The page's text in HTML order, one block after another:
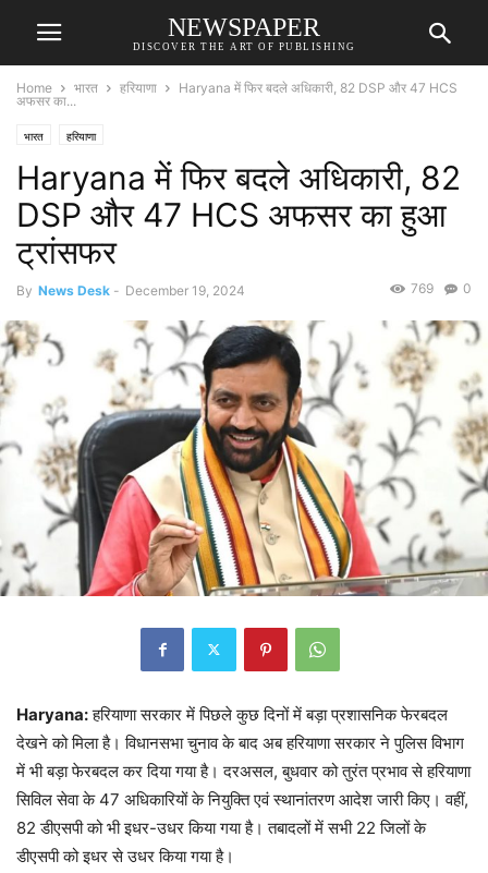
NEWSPAPER
DISCOVER THE ART OF PUBLISHING
Home भारत हरियाणा
Haryana में फिर बदले अधिकारी, 82 DSP और 47 HCS
अफसर का...
भारत हरियाणा
Haryana में फिर बदले अधिकारी, 82
DSP और 47 HCS अफसर का हुआ
ट्रांसफर
By News Desk - December 19, 2024 0
769
Haryana:हरियाणा सरकार में पिछले कुछ दिनों में बड़ा प्रशासनिक फेरबदल
देखने को मिला है। विधानसभा चुनाव के बाद अब हरियाणा सरकार ने पुलिस विभाग
में भी बड़ा फेरबदल कर दिया गया है। दरअसल, बुधवार को तुरंत प्रभाव से हरियाणा
सिविल सेवा के 47 अधिकारियों के नियुक्ति एवं स्थानांतरण आदेश जारी किए। वहीं,
82 डीएसपी को भी इधर-उधर किया गया है। तबादलों में सभी 22 जिलों के
डीएसपी को इधर से उधर किया गया है।